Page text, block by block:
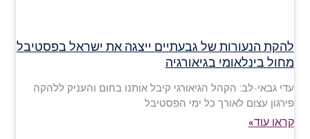
להקת הנעורות של גבעתיים ייצגה את ישראל בפסטיבל
מחול בינלאומי בגיאורגיה
עדי גבאי-לב: הקהל הגיאורגי קיבל אותנו בחום והעניק ללהקה
פירגון עצום לאורך כל ימי הפסטיבל
קראו עוד»